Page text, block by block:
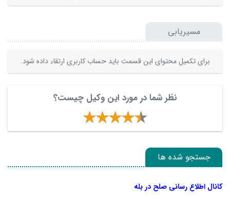
مسیریابی
برای تکمیل محتوای این قسمت باید حساب کاربری ارتقاء داده شود.
نظر شما در مورد این وکیل چیست؟
جستجو شده ها
کانال اطلاع رسانی صلح در بله